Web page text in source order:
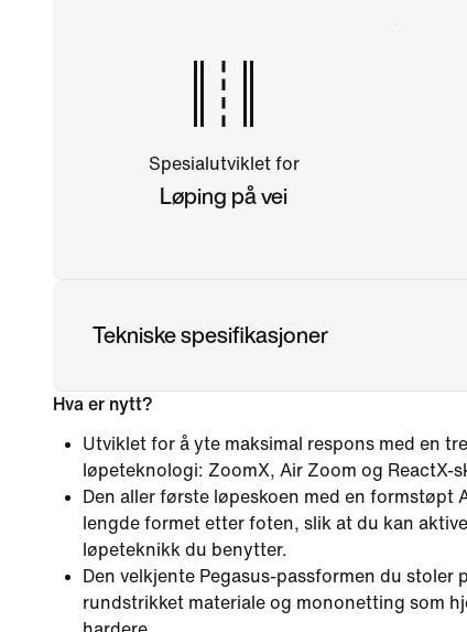
Spesialutviklet for
Løping på vei
Tekniske spesifikasjoner
Hva er nytt?
Utviklet for å yte maksimal respons med en
løpeteknologi: ZoomX, Air Zoom og ReactX-
Den aller første løpeskoen med en formstøpt
lengde formet etter foten, slik at du kan
løpeteknikk du benytter.
Den velkjente Pegasus-passformen du stoler
rundstrikket materiale og mononetting som